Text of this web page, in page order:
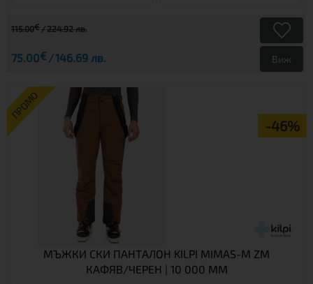
115.00€ 224.92 лв.
75.00€ 146.69 лв. Виж
ПРОМО
-46%
МЪЖКИ СКИ ПАНТАЛОН KILPI MIMAS-M ZM
КАФЯВ/ЧЕРЕН | 10 000 ММ